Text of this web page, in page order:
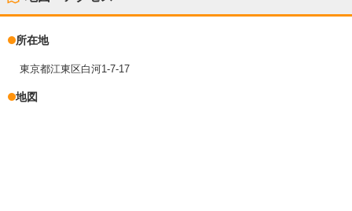
所在地
東京都江東区白河1-7-17
地図